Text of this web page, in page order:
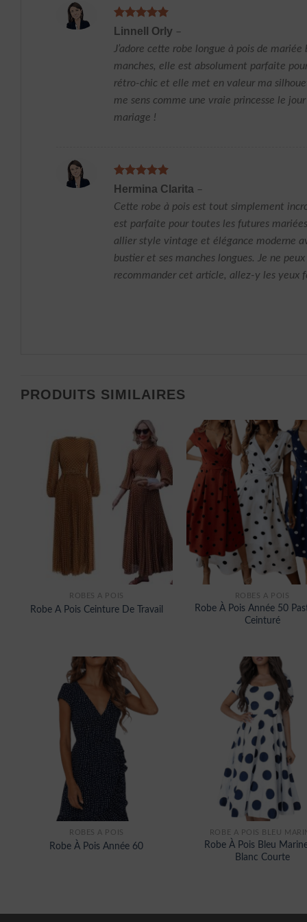
Note5sur
Linnell Orly –
J’adore cette robe longue à pois de mariée
manches, elle est absolument parfaite
rétro-chic et elle met en valeur ma
me sens comme une vraie princesse le
mariage !
Note5sur
Hermina Clarita –
Cette robe à pois est tout simplement
est parfaite pour toutes les futures
allier style vintage et élégance moderne
bustier et ses manches longues. Je ne peux
recommander cet article, allez-y les yeux
PRODUITS SIMILAIRES
ROBES À POIS
Robe A Pois Ceinture De Travail
ROBES À POIS
Robe À Pois Année 50
Ceinturé
ROBES À POIS
Robe À Pois Année 60
ROBE A POIS BLEU
Robe À Pois Bleu
Blanc Courte